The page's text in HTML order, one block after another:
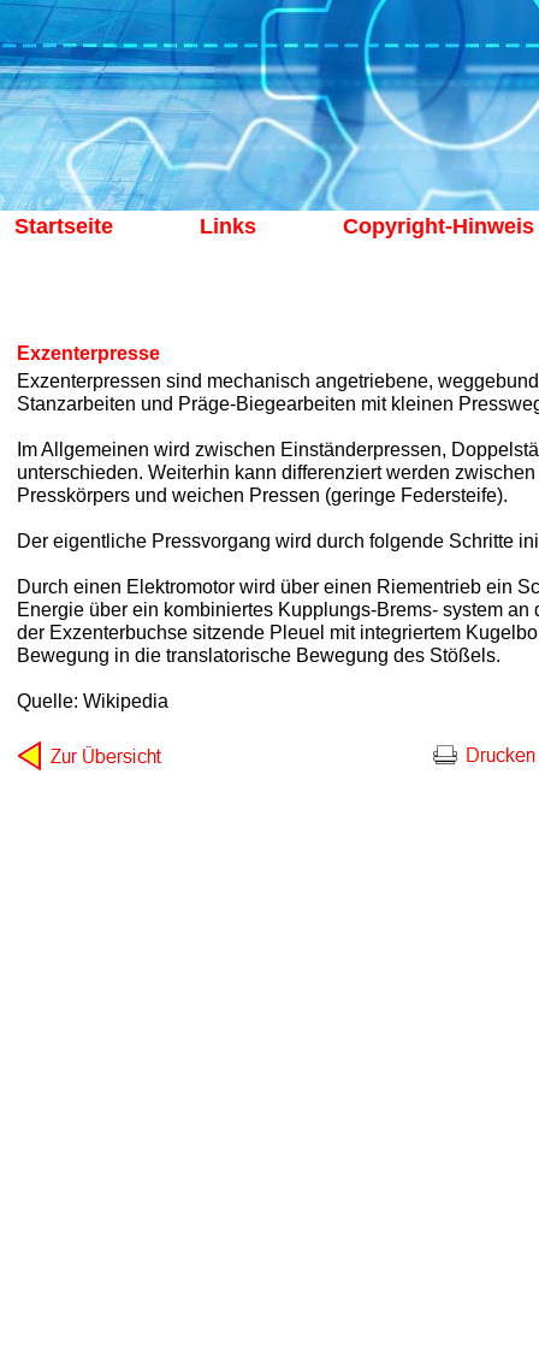
Exzenterpresse
Exzenterpressen sind mechanisch angetriebene,
Stanzarbeiten und Präge-Biegearbeiten mit kleinen
Im Allgemeinen wird zwischen Einständerpressen,
unterschieden. Weiterhin kann differenziert werden
Presskörpers und weichen Pressen (geringe Federsteife).
Der eigentliche Pressvorgang wird durch folgende Schritte
Durch einen Elektromotor wird über einen Riementrieb ein
Energie über ein kombiniertes Kupplungs-Brems- system
der Exzenterbuchse sitzende Pleuel mit integriertem
Bewegung in die translatorische Bewegung des Stößels.
Quelle: Wikipedia
Startseite Links Copyright-Hinweis